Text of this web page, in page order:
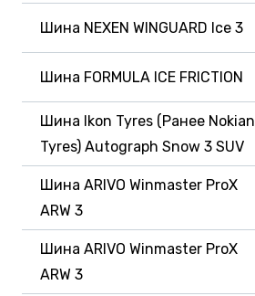
Шина NEXEN WINGUARD Ice 3
Шина FORMULA ICE FRICTION
Шина Ikon Tyres (Ранее Nokian
Tyres) Autograph Snow 3 SUV
Шина ARIVO Winmaster ProX
ARW 3
Шина ARIVO Winmaster ProX
ARW 3